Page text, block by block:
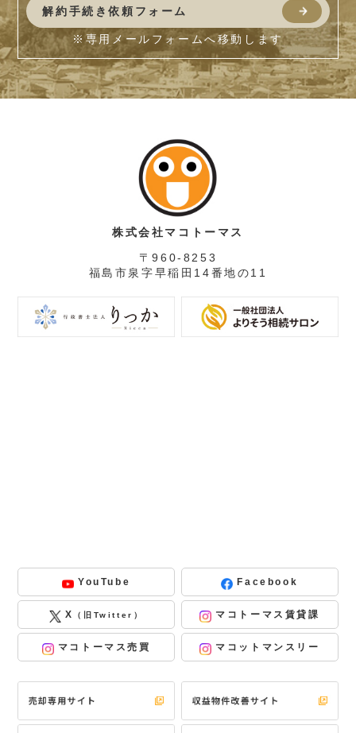
解約手続き依頼フォーム
※専用メールフォームへ移動します
株式会社マコトーマス
〒960-8253
福島市泉字早稲田14番地の11
YouTube Facebook
X （旧Twitter） マコトーマス賃貸課
マコトーマス売買 マコットマンスリー